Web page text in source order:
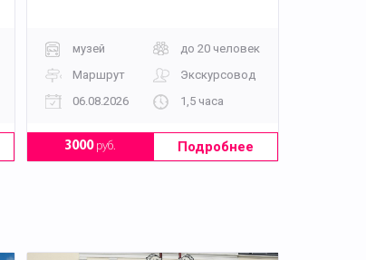
музей
до 20 человек
Маршрут
Экскурсовод
06.08.2026
1,5 часа
3000руб. Подробнее